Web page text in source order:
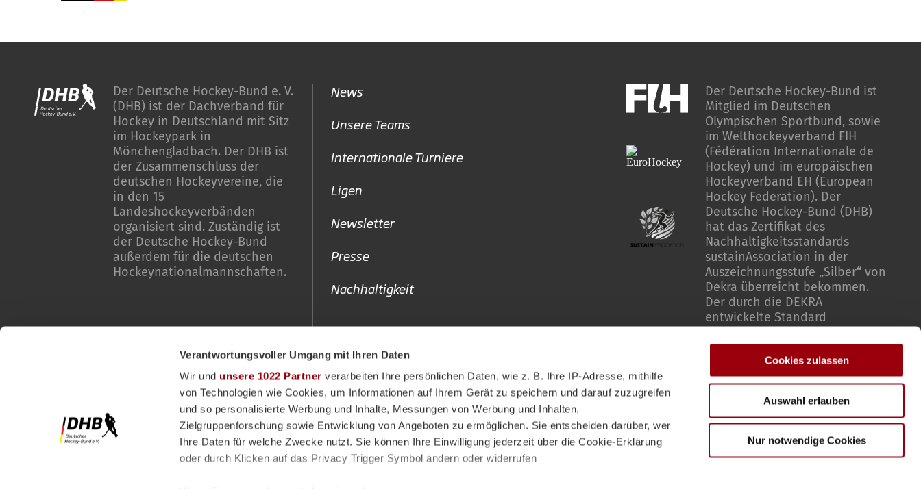
Verantwortungsvoller Umgang mit Ihren Daten
Wir und unsere 1022 Partner verarbeiten Ihre persönlichen Daten, wie z. B. Ihre IP-Adresse, mithilfe
von Technologien wie Cookies, um Informationen auf Ihrem Gerät zu speichern und darauf zuzugreifen
und so personalisierte Werbung und Inhalte, Messungen von Werbung und Inhalten,
Zielgruppenforschung sowie Entwicklung von Angeboten zu ermöglichen. Sie entscheiden darüber, wer
Ihre Daten für welche Zwecke nutzt. Sie können Ihre Einwilligung jederzeit über die Cookie-Erklärung
oder durch Klicken auf das Privacy Trigger Symbol ändern oder widerrufen
Cookies zulassen
Auswahl erlauben
Nur notwendige Cookies
Der Deutsche Hockey-Bund e. V.
(DHB) ist der Dachverband für
Hockey in Deutschland mit Sitz
im Hockeypark in
Mönchengladbach. Der DHB ist
der Zusammenschluss der
deutschen Hockeyvereine, die
in den 15
Landeshockeyverbänden
organisiert sind. Zuständig ist
der Deutsche Hockey-Bund
außerdem für die deutschen
Hockeynationalmannschaften.
News
Unsere Teams
Internationale Turniere
Ligen
Newsletter
Presse
Nachhaltigkeit
Der Deutsche Hockey-Bund ist
Mitglied im Deutschen
Olympischen Sportbund, sowie
im Welthockeyverband FIH
(Fédération Internationale de
Hockey) und im europäischen
Hockeyverband EH (European
Hockey Federation). Der
Deutsche Hockey-Bund (DHB)
hat das Zertifikat des
Nachhaltigkeitsstandards
sustainAssociation in der
Auszeichnungsstufe „Silber“ von
Dekra überreicht bekommen.
Der durch die DEKRA
entwickelte Standard
Verankerung von Nachhaltigkeit
in Sportverbänden entlang
ökologischer, sozialer und
Impressum
Datenschutzhinweise